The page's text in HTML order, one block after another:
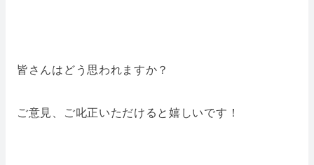
皆さんはどう思われますか？
ご意見、ご叱正いただけると嬉しいです！